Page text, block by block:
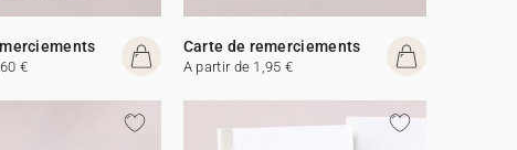
€
Carte de remerciements
A partir de 1,95 €